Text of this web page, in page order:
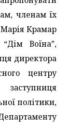
членам їх
Крамар
Воїна”,
директора
центру
політики,